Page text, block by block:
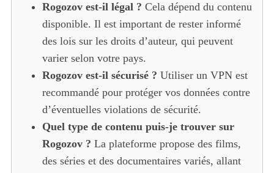
Rogozov est-il légal ? Cela dépend du contenu
disponible. Il est important de rester informé
des lois sur les droits d’auteur, qui peuvent
varier selon votre pays.
Rogozov est-il sécurisé ? Utiliser un VPN est
recommandé pour protéger vos données contre
d’éventuelles violations de sécurité.
Quel type de contenu puis-je trouver sur
Rogozov ? La plateforme propose des films,
des séries et des documentaires variés, allant